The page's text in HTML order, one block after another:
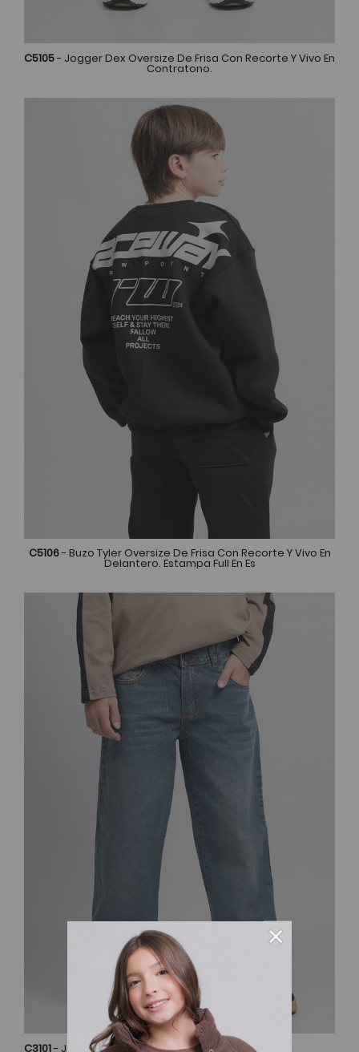
×
C5105- Jogger Dex Oversize De Frisa Con Recorte Y Vivo En
Contratono.
C5106- Buzo Tyler Oversize De Frisa Con Recorte Y Vivo En
Delantero. Estampa Full En Es
C3101- Jeans Buggy tonalizado